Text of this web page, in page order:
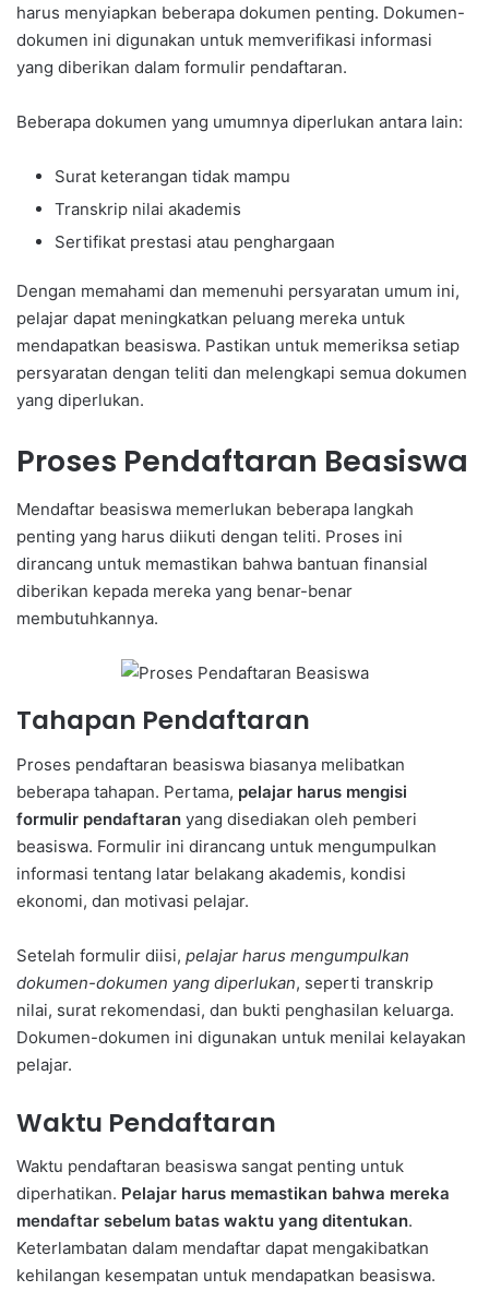
harus menyiapkan beberapa dokumen penting. Dokumen-
dokumen ini digunakan untuk memverifikasi informasi
yang diberikan dalam formulir pendaftaran.
Beberapa dokumen yang umumnya diperlukan antara lain:
Surat keterangan tidak mampu
Transkrip nilai akademis
Sertifikat prestasi atau penghargaan
Dengan memahami dan memenuhi persyaratan umum ini,
pelajar dapat meningkatkan peluang mereka untuk
mendapatkan beasiswa. Pastikan untuk memeriksa setiap
persyaratan dengan teliti dan melengkapi semua dokumen
yang diperlukan.
Proses Pendaftaran Beasiswa
Mendaftar beasiswa memerlukan beberapa langkah
penting yang harus diikuti dengan teliti. Proses ini
dirancang untuk memastikan bahwa bantuan finansial
diberikan kepada mereka yang benar-benar
membutuhkannya.
Tahapan Pendaftaran
Proses pendaftaran beasiswa biasanya melibatkan
beberapa tahapan. Pertama, pelajar harus mengisi
formulir pendaftaran yang disediakan oleh pemberi
beasiswa. Formulir ini dirancang untuk mengumpulkan
informasi tentang latar belakang akademis, kondisi
ekonomi, dan motivasi pelajar.
Setelah formulir diisi, pelajar harus mengumpulkan
dokumen-dokumen yang diperlukan, seperti transkrip
nilai, surat rekomendasi, dan bukti penghasilan keluarga.
Dokumen-dokumen ini digunakan untuk menilai kelayakan
pelajar.
Waktu Pendaftaran
Waktu pendaftaran beasiswa sangat penting untuk
diperhatikan. Pelajar harus memastikan bahwa mereka
mendaftar sebelum batas waktu yang ditentukan.
Keterlambatan dalam mendaftar dapat mengakibatkan
kehilangan kesempatan untuk mendapatkan beasiswa.